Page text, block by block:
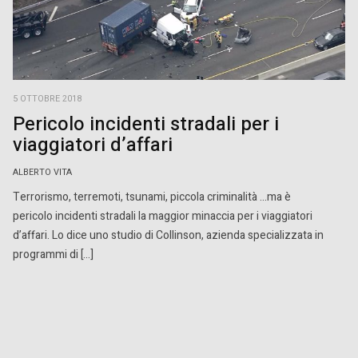
5 OTTOBRE 2018
Pericolo incidenti stradali per i
viaggiatori d’affari
ALBERTO VITA
Terrorismo, terremoti, tsunami, piccola criminalità …ma è
pericolo incidenti stradali la maggior minaccia per i viaggiatori
d’affari. Lo dice uno studio di Collinson, azienda specializzata in
programmi di […]